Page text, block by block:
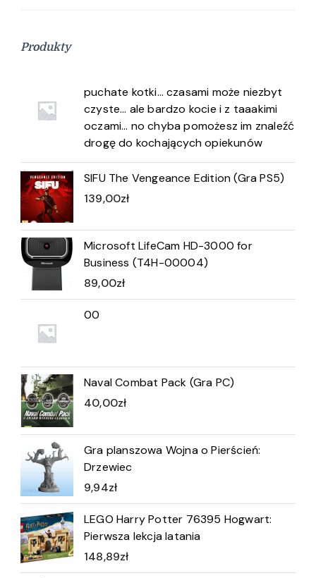
Produkty
puchate kotki… czasami może niezbyt
czyste… ale bardzo kocie i z taaakimi
oczami… no chyba pomożesz im znaleźć
drogę do kochających opiekunów
SIFU The Vengeance Edition (Gra PS5)
139,00zł
Microsoft LifeCam HD-3000 for
Business (T4H-00004)
89,00zł
00
Naval Combat Pack (Gra PC)
40,00zł
Gra planszowa Wojna o Pierścień:
Drzewiec
9,94zł
LEGO Harry Potter 76395 Hogwart:
Pierwsza lekcja latania
148,89zł